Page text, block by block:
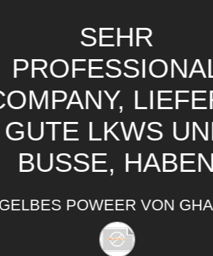
SEHR
LIEFERN
LKWS UND
HABEN
GUTE
POWEER VON GHANA